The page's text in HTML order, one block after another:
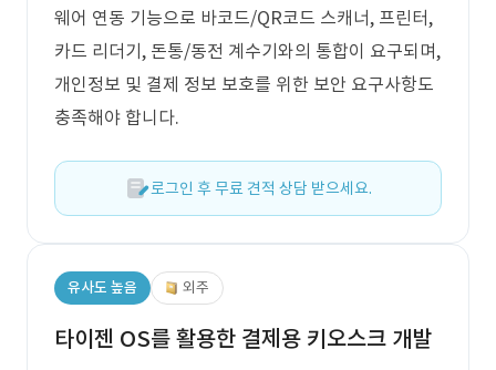
웨어 연동 기능으로 바코드/QR코드 스캐너, 프린터,
카드 리더기, 돈통/동전 계수기와의 통합이 요구되며,
개인정보 및 결제 정보 보호를 위한 보안 요구사항도
충족해야 합니다.
로그인 후 무료 견적 상담 받으세요.
유사도 높음 외주
타이젠 OS를 활용한 결제용 키오스크 개발